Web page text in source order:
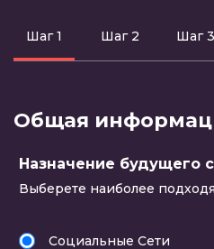
Шаг 1 Шаг 2 Шаг 3
шаги
Общая
Назначение будущего
Выберете наиболее
Социальные Сети